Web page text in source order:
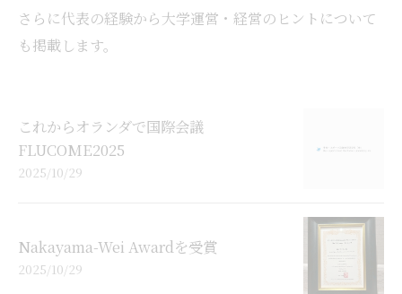
さらに代表の経験から大学運営・経営のヒントについて
も掲載します。
これからオランダで国際会議
FLUCOME2025
2025/10/29
Nakayama-Wei Awardを受賞
2025/10/29